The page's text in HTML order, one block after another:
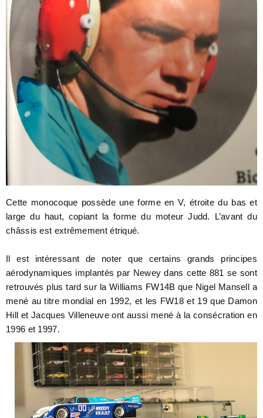
Cette monocoque possède une forme en V, étroite du bas et
large du haut, copiant la forme du moteur Judd. L’avant du
châssis est extrêmement étriqué.
Il est intéressant de noter que certains grands principes
aérodynamiques implantés par Newey dans cette 881 se sont
retrouvés plus tard sur la Williams FW14B que Nigel Mansell a
mené au titre mondial en 1992, et les FW18 et 19 que Damon
Hill et Jacques Villeneuve ont aussi mené à la consécration en
1996 et 1997.